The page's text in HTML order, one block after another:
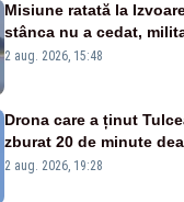
Misiune ratată la
stânca nu a cedat,
detonările luni – VIDEO
2 aug. 2026, 15:48
Drona care a ținut
zburat 20 de minute
României. Au fost
2 aug. 2026, 19:28